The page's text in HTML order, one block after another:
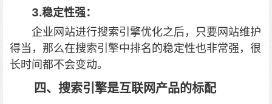
3.稳定性强：
企业网站进行搜索引擎优化之后，只要网站维护
得当，那么在搜索引擎中排名的稳定性也非常强，很
长时间都不会变动。
四、搜索引擎是互联网产品的标配